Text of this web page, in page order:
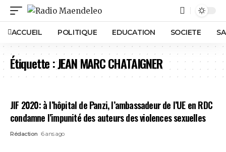
ACCUEIL POLITIQUE EDUCATION SOCIETE
Étiquette :JEAN MARC CHATAIGNER
JIF 2020: à l’hôpital de Panzi, l’ambassadeur de l’UE en RDC
condamne l’impunité des auteurs des violences sexuelles
Rédaction 6 ans ago